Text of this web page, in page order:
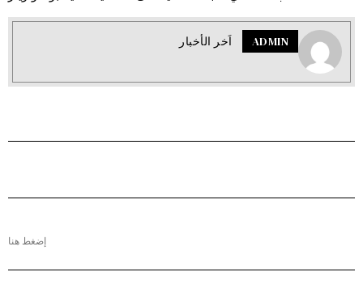
ADMIN اَخر الأخبار
إضغط هنا